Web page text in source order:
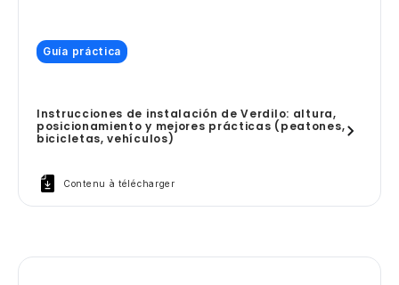
Guía práctica
Instrucciones de instalación de Verdilo: altura,
posicionamiento y mejores prácticas (peatones,
bicicletas, vehículos)
Contenu à télécharger